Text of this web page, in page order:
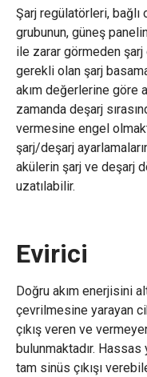
Şarj regülatörleri, bağlı
grubunun, güneş
ile zarar görmeden şarj
gerekli olan şarj
akım değerlerine göre
zamanda deşarj
vermesine engel
şarj/deşarj
akülerin şarj ve deşarj
uzatılabilir.
Evirici
Doğru akım enerjisini
çevrilmesine yarayan
çıkış veren ve
bulunmaktadır.
tam sinüs çıkışı